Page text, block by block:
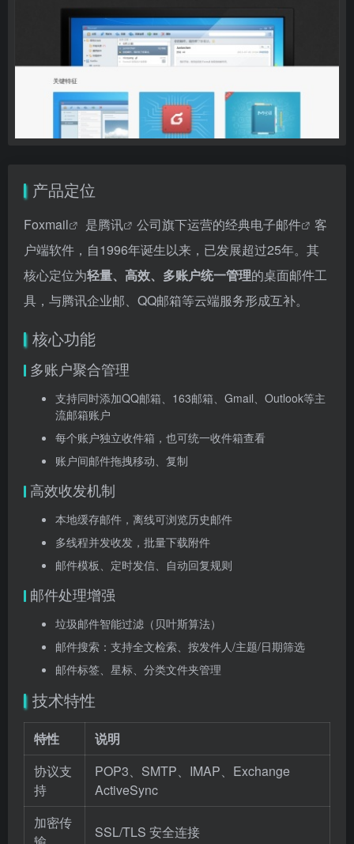
产品定位
Foxmail 是腾讯 公司旗下运营的经典电子邮件
客
户端软件，自1996年诞生以来，已发展超过25年。其
核心定位为轻量、高效、多账户统一管理的桌面邮件工
具，与腾讯企业邮、QQ邮箱等云端服务形成互补。
核心功能
多账户聚合管理
支持同时添加QQ邮箱、163邮箱、Gmail、Outlook等主
流邮箱账户
每个账户独立收件箱，也可统一收件箱查看
账户间邮件拖拽移动、复制
高效收发机制
本地缓存邮件，离线可浏览历史邮件
多线程并发收发，批量下载附件
邮件模板、定时发信、自动回复规则
邮件处理增强
垃圾邮件智能过滤（贝叶斯算法）
邮件搜索：支持全文检索、按发件人/主题/日期筛选
邮件标签、星标、分类文件夹管理
技术特性
特性
说明
协议支
持
POP3、SMTP、IMAP、Exchange
ActiveSync
加密传
SSL/TLS 安全连接